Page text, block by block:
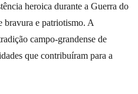
heroica durante a Guerra do
bravura e patriotismo. A
campo-grandense de
que contribuíram para a